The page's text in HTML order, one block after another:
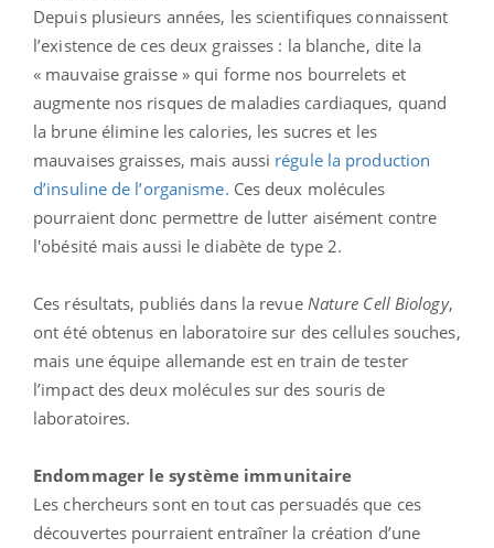
Depuis plusieurs années, les scientifiques connaissent
l’existence de ces deux graisses : la blanche, dite la
« mauvaise graisse » qui forme nos bourrelets et
augmente nos risques de maladies cardiaques, quand
la brune élimine les calories, les sucres et les
mauvaises graisses, mais aussi régule la production
d’insuline de l’organisme. Ces deux molécules
pourraient donc permettre de lutter aisément contre
l'obésité mais aussi le diabète de type 2.
Ces résultats, publiés dans la revue Nature Cell Biology,
ont été obtenus en laboratoire sur des cellules souches,
mais une équipe allemande est en train de tester
l’impact des deux molécules sur des souris de
laboratoires.
Endommager le système immunitaire
Les chercheurs sont en tout cas persuadés que ces
découvertes pourraient entraîner la création d’une